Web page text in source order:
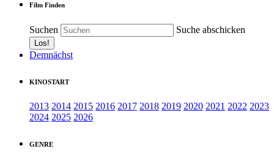
Film Finden
Suchen Suche abschicken
Demnächst
KINOSTART
2013 2014 2015 2016 2017 2018 2019 2020 2021 2022 2023
2024 2025 2026
GENRE